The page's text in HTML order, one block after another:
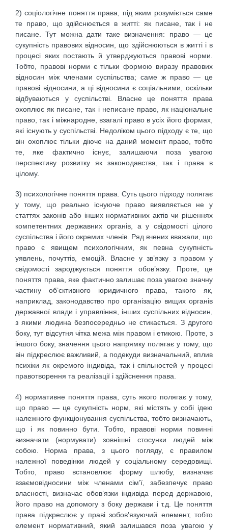
2) соціологічне поняття права, під яким розуміється саме
те право, що здійснюється в житті: як писане, так і не
писане. Тут можна дати таке визначення: право — це
сукупність правових відносин, що здійснюються в житті і в
процесі яких постають й утверджуються правові норми.
Тобто, правові норми є тільки формою виразу правових
відносин між членами суспільства; саме ж право — це
правові відносини, а ці відносини є соціальними, оскільки
відбуваються у суспільстві. Власне це поняття права
охоплює як писане, так і неписане право, як національне
право, так і міжнародне, взагалі право в усіх його формах,
які існують у суспільстві. Недоліком цього підходу є те, що
він охоплює тільки діюче на даний момент право, тобто
те, яке фактично існує, залишаючи поза увагою
перспективу розвитку як законодавства, так і права в
цілому.
3) психологічне поняття права. Суть цього підходу полягає
у тому, що реально існуюче право виявляється не у
статтях законів або інших нормативних актів чи рішеннях
компетентних державних органів, а у свідомості цілого
суспільства і його окремих членів. Ряд вчених вважали, що
право є явищем психологічним, як певна сукупність
уявлень, почуттів, емоцій. Власне у зв’язку з правом у
свідомості зароджується поняття обов’язку. Проте, це
поняття права, яке фактично залишає поза увагою значну
частину об’єктивного юридичного права, такого як,
наприклад, законодавство про організацію вищих органів
державної влади і управління, інших суспільних відносин,
з якими людина безпосередньо не стикається. З другого
боку, тут відсутня чітка межа між правом і етикою. Проте, з
іншого боку, значення цього напрямку полягає у тому, що
він підкреслює важливий, а подекуди визначальний, вплив
психіки як окремого індивіда, так і спільностей у процесі
правотворення та реалізації і здійснення права.
4) нормативне поняття права, суть якого полягає у тому,
що право — це сукупність норм, які містять у собі ідею
належного функціонування суспільства, тобто визначають,
що і як повинно бути. Тобто, правові норми повинні
визначати (нормувати) зовнішні стосунки людей між
собою. Норма права, з цього погляду, є правилом
належної поведінки людей у соціальному середовищі.
Тобто, право встановлює форму шлюбу, визначає
взаємовідносини між членами сім’ї, забезпечує право
власності, визначає обов’язки індивіда перед державою,
його право на допомогу з боку держави і т.д. Це поняття
права підкреслює у праві зобов’язуючий елемент, тобто
елемент нормативний, який залишався поза увагою у